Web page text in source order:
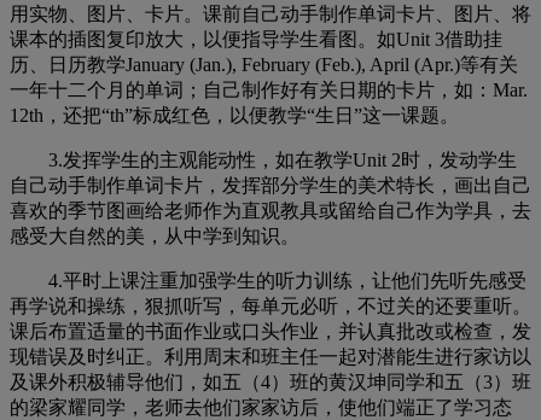
用实物、图片、卡片。课前自己动手制作单词卡片、图片、将
课本的插图复印放大，以便指导学生看图。如Unit 3借助挂
历、日历教学January (Jan.), February (Feb.), April (Apr.)等有关
一年十二个月的单词；自己制作好有关日期的卡片，如：Mar.
12th，还把“th”标成红色，以便教学“生日”这一课题。
3.发挥学生的主观能动性，如在教学Unit 2时，发动学生
自己动手制作单词卡片，发挥部分学生的美术特长，画出自己
喜欢的季节图画给老师作为直观教具或留给自己作为学具，去
感受大自然的美，从中学到知识。
4.平时上课注重加强学生的听力训练，让他们先听先感受
再学说和操练，狠抓听写，每单元必听，不过关的还要重听。
课后布置适量的书面作业或口头作业，并认真批改或检查，发
现错误及时纠正。利用周末和班主任一起对潜能生进行家访以
及课外积极辅导他们，如五（4）班的黄汉坤同学和五（3）班
的梁家耀同学，老师去他们家家访后，使他们端正了学习态